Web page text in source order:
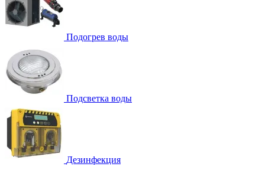
Подогрев воды
Подсветка воды
Дезинфекция